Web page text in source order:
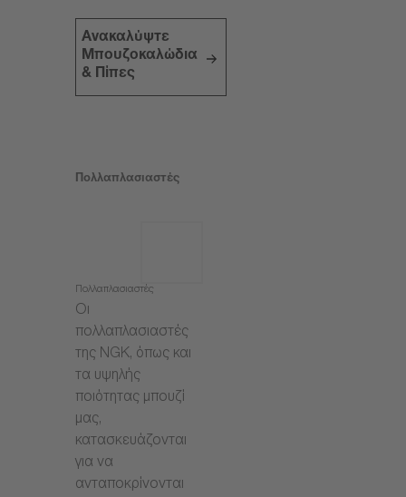
Ανακαλύψτε
Μπουζοκαλώδια
& Πίπες
Πολλαπλασιαστές
Πολλαπλασιαστές
Οι
πολλαπλασιαστές
της NGK, όπως και
τα υψηλής
ποιότητας μπουζί
μας,
κατασκευάζονται
για να
ανταποκρίνονται